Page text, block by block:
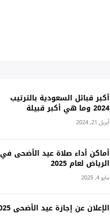
أكبر قبائل السعودية بالترتيب
2024 وما هي أكبر قبيلة
أبريل 21, 2024
أماكن أداء صلاة عيد الأضحى في
الرياض لعام 2025
مايو 4, 2025
الإعلان عن إجازة عيد الأضحى 2025